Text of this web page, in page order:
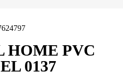
HOME PVC
0137